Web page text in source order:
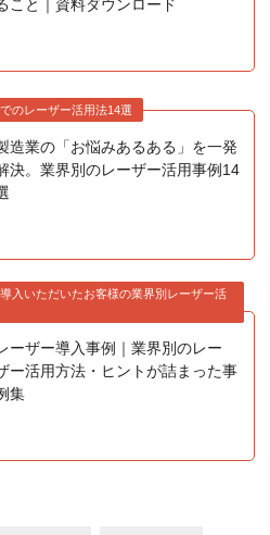
こと｜資料ダウンロード
のレーザー活用法14選
造業の「お悩みあるある」を一発
決。業界別のレーザー活用事例14
入いただいたお客様の業界別レーザー活
ーザー導入事例｜業界別のレー
ー活用方法・ヒントが詰まった事
集